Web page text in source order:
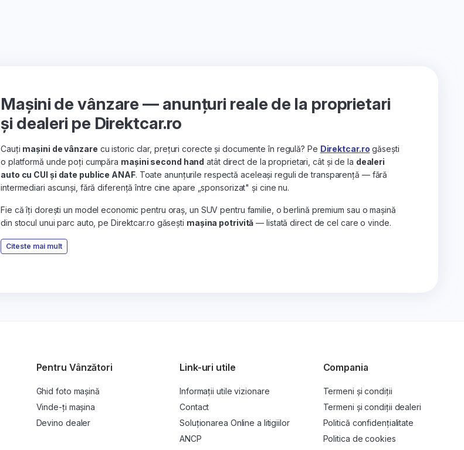
Mașini de vânzare — anunțuri reale de la proprietari
și dealeri pe Direktcar.ro
Cauți mașini de vânzare cu istoric clar, prețuri corecte și documente în regulă? Pe Direktcar.ro găsești
o platformă unde poți cumpăra mașini second hand atât direct de la proprietari, cât și de la dealeri
auto cu CUI și date publice ANAF. Toate anunțurile respectă aceleași reguli de transparență — fără
intermediari ascunși, fără diferență între cine apare „sponsorizat" și cine nu.
Fie că îți dorești un model economic pentru oraș, un SUV pentru familie, o berlină premium sau o mașină
din stocul unui parc auto, pe Direktcar.ro găsești mașina potrivită — listată direct de cel care o vinde.
Citeste mai mult
Pentru Vânzători
Ghid foto mașină
Vinde-ți mașina
Devino dealer
Link-uri utile
Informații utile vizionare
Contact
Soluționarea Online a litigiilor
ANCP
Compania
Termeni și condiții
Termeni și condiții dealeri
Politică confidențialitate
Politica de cookies